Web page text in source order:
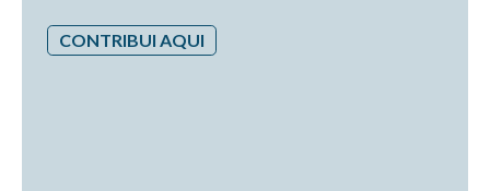
CONTRIBUI AQUI